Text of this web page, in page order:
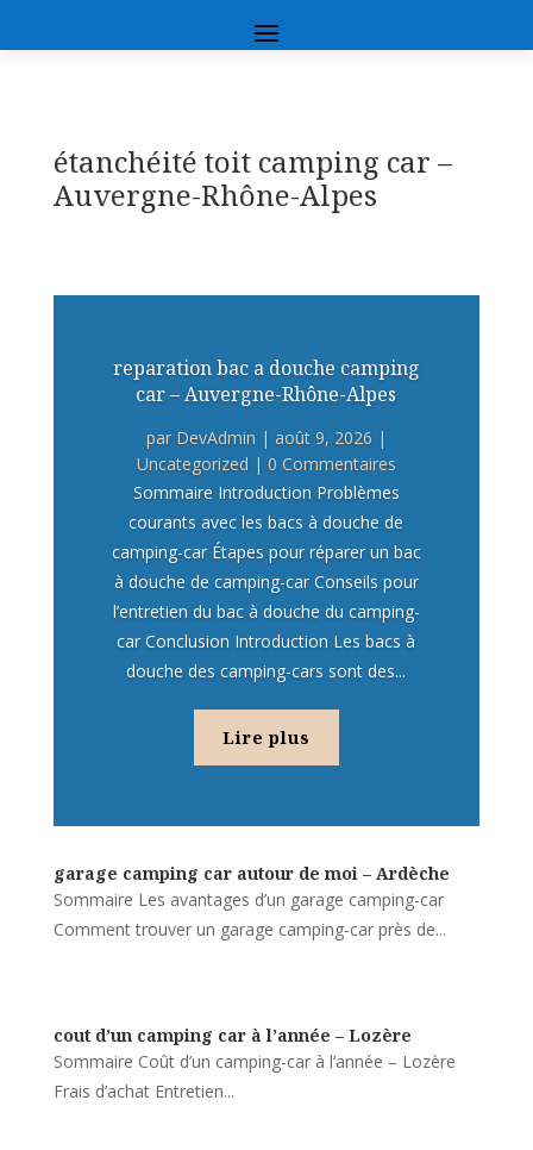
étanchéité toit camping car –
Auvergne-Rhône-Alpes
reparation bac a douche camping
car – Auvergne-Rhône-Alpes
par DevAdmin | août 9, 2026 |
Uncategorized | 0 Commentaires
Sommaire Introduction Problèmes
courants avec les bacs à douche de
camping-car Étapes pour réparer un bac
à douche de camping-car Conseils pour
l’entretien du bac à douche du camping-
car Conclusion Introduction Les bacs à
douche des camping-cars sont des...
Lire plus
garage camping car autour de moi – Ardèche
Sommaire Les avantages d’un garage camping-car
Comment trouver un garage camping-car près de...
cout d’un camping car à l’année – Lozère
Sommaire Coût d’un camping-car à l’année – Lozère
Frais d’achat Entretien...